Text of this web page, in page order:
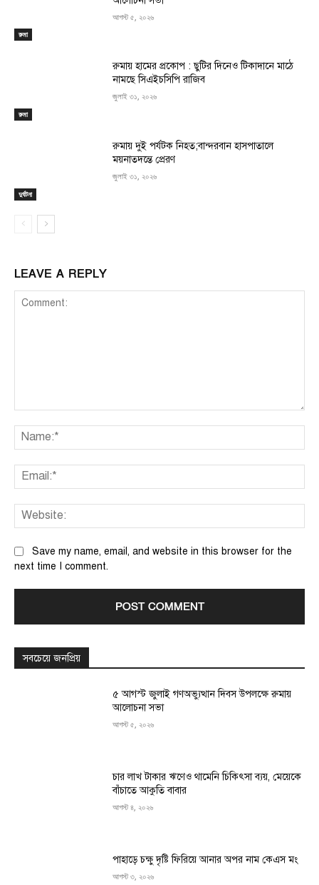
রুমা
আগস্ট ৫, ২০২৬
রুমা
রুমায় হামের প্রকোপ : ছুটির দিনেও টিকাদানে মাঠে
নামছে সিএইচসিপি রাজিব
জুলাই ৩১, ২০২৬
দুর্ঘটনা
রুমায় দুই পর্যটক নিহত;বান্দরবান হাসপাতালে
ময়নাতদন্তে প্রেরণ
জুলাই ৩১, ২০২৬
LEAVE A REPLY
Save my name, email, and website in this browser for the
next time I comment.
সবচেয়ে জনপ্রিয়
৫ আগস্ট জুলাই গণঅভ্যুত্থান দিবস উপলক্ষে রুমায়
আলোচনা সভা
আগস্ট ৫, ২০২৬
চার লাখ টাকার ঋণেও থামেনি চিকিৎসা ব্যয়, মেয়েকে
বাঁচাতে আকুতি বাবার
আগস্ট ৪, ২০২৬
পাহাড়ে চক্ষু দৃষ্টি ফিরিয়ে আনার অপর নাম কেএস মং
আগস্ট ৩, ২০২৬